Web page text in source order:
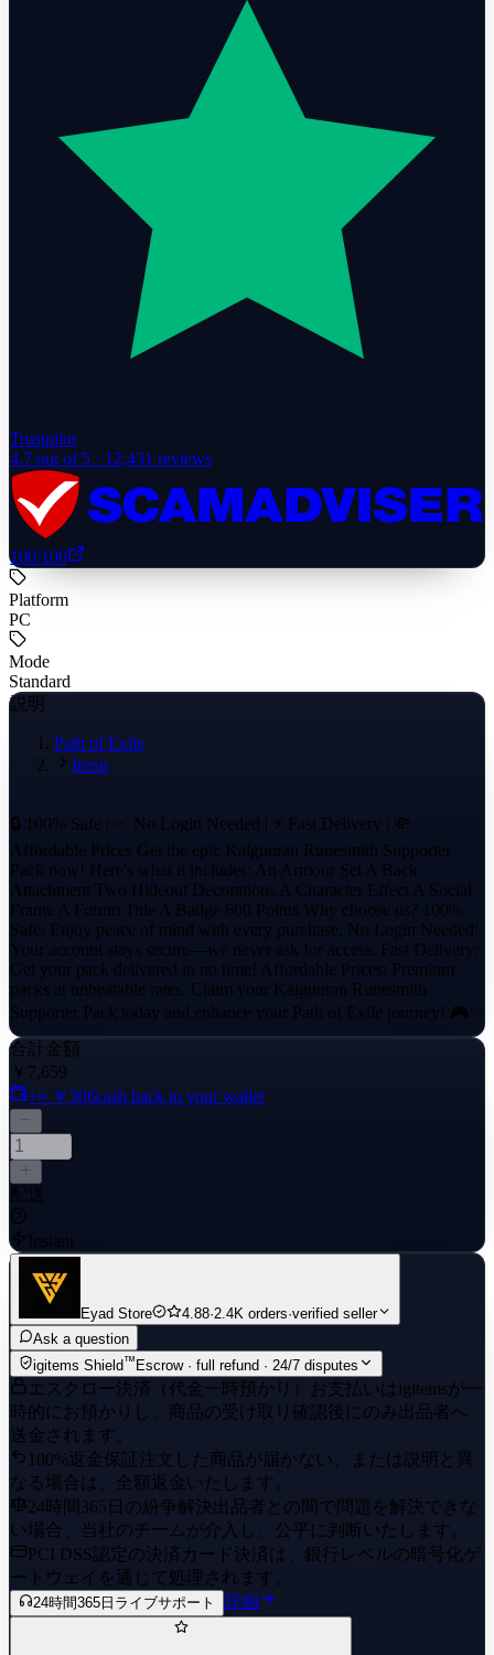
Trustpilot
4.7 out of 5 · 12,431 reviews
100/100
Platform
PC
Mode
Standard
説明
Path of Exile
Items
🔒 100% Safe | ✅ No Login Needed | ⚡ Fast Delivery | 💸
Affordable Prices Get the epic Kalguuran Runesmith Supporter
Pack now! Here's what it includes: An Armour Set A Back
Attachment Two Hideout Decorations A Character Effect A Social
Frame A Forum Title A Badge 600 Points Why choose us? 100%
Safe: Enjoy peace of mind with every purchase. No Login Needed:
Your account stays secure—we never ask for access. Fast Delivery:
Get your pack delivered in no time! Affordable Prices: Premium
packs at unbeatable rates. Claim your Kalguuran Runesmith
Supporter Pack today and enhance your Path of Exile journey! 🎮✨
合計金額
￥7,659
+≈ ￥306cash back to your wallet
配送
Instant
Eyad Store 4.88·2.4K orders·verified seller
Ask a question
igitems Shield™ Escrow · full refund · 24/7 disputes
エスクロー決済（代金一時預かり）
お支払いはigitemsが一
時的にお預かりし、商品の受け取り確認後にのみ出品者へ
送金されます。
100%返金保証 注文した商品が届かない、または説明と異
なる場合は、全額返金いたします。
24時間365日の紛争解決出品者との間で問題を解決できな
い場合、当社のチームが介入し、公平に判断いたします。
PCI DSS認定の決済 カード決済は、銀行レベルの暗号化ゲ
ートウェイを通じて処理されます。
24時間365日ライブサポート 詳細